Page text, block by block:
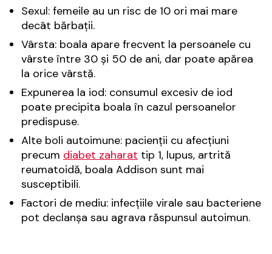
Sexul: femeile au un risc de 10 ori mai mare
decât bărbații.
Vârsta: boala apare frecvent la persoanele cu
vârste între 30 și 50 de ani, dar poate apărea
la orice vârstă.
Expunerea la iod: consumul excesiv de iod
poate precipita boala în cazul persoanelor
predispuse.
Alte boli autoimune: pacienții cu afecțiuni
precum diabet zaharat tip 1, lupus, artrită
reumatoidă, boala Addison sunt mai
susceptibili.
Factori de mediu: infecțiile virale sau bacteriene
pot declanșa sau agrava răspunsul autoimun.